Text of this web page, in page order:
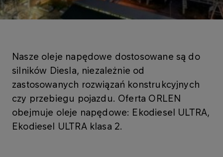
Nasze oleje napędowe dostosowane są do
silników Diesla, niezależnie od
zastosowanych rozwiązań konstrukcyjnych
czy przebiegu pojazdu. Oferta ORLEN
obejmuje oleje napędowe: Ekodiesel ULTRA,
Ekodiesel ULTRA klasa 2.